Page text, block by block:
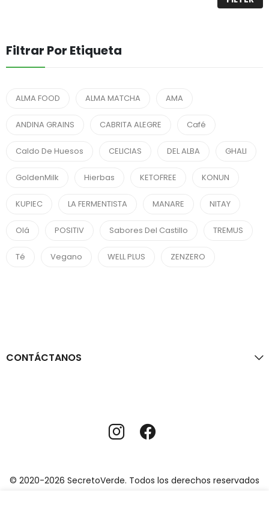
Filtrar Por Etiqueta
ALMA FOOD ALMA MATCHA AMA
ANDINA GRAINS CABRITA ALEGRE Café
Caldo De Huesos CELICIAS DEL ALBA GHALI
GoldenMilk Hierbas KETOFREE KONUN
KUPIEC LA FERMENTISTA MANARE NITAY
Olá POSITIV Sabores Del Castillo TREMUS
Té Vegano WELL PLUS ZENZERO
CONTÁCTANOS
© 2020-2026 SecretoVerde. Todos los derechos reservados